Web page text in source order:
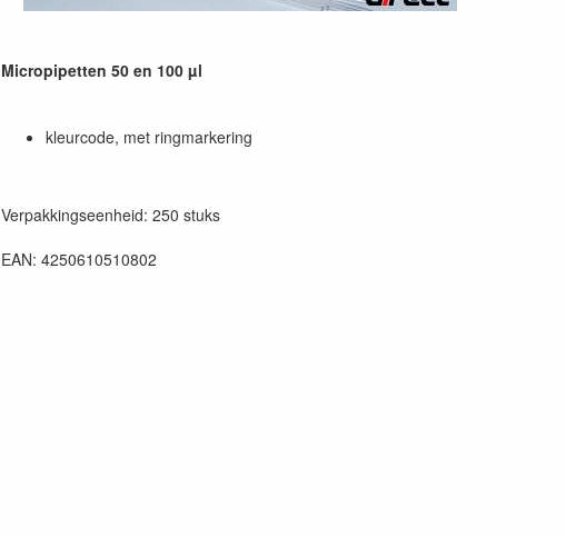
Micropipetten 50 en 100 µl
kleurcode, met ringmarkering
Verpakkingseenheid: 250 stuks
EAN: 4250610510802